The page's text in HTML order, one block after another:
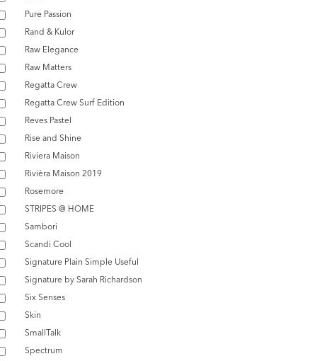
Pure Passion
Rand & Kulor
Raw Elegance
Raw Matters
Regatta Crew
Regatta Crew Surf Edition
Reves Pastel
Rise and Shine
Riviera Maison
Rivièra Maison 2019
Rosemore
STRIPES @ HOME
Sambori
Scandi Cool
Signature Plain Simple Useful
Signature by Sarah Richardson
Six Senses
Skin
SmallTalk
Spectrum